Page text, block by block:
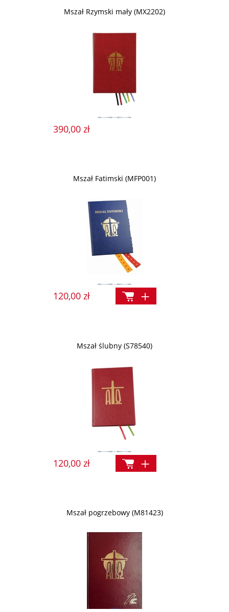
Mszał Rzymski mały (MX2202)
390,00 zł
Mszał Fatimski (MFP001)
120,00 zł
Mszał ślubny (S78540)
120,00 zł
Mszał pogrzebowy (M81423)